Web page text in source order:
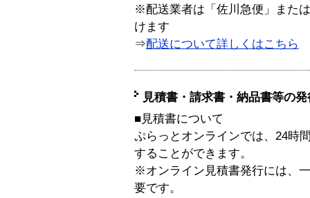
※配送業者は「佐川急便」また
けます
⇒配送について詳しくはこちら
見積書・請求書・納品書等の
■見積書について
ぷらっとオンラインでは、24時
することができます。
※オンライン見積書発行には、
要です。